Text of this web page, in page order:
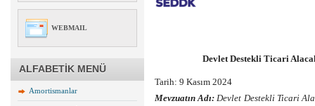
WEBMAIL
ALFABETİK MENÜ
Amortismanlar
Devlet Destekli Ticari
Tarih: 9 Kasım 2024
Mevzuatın Adı: Devlet Destekli Ticari